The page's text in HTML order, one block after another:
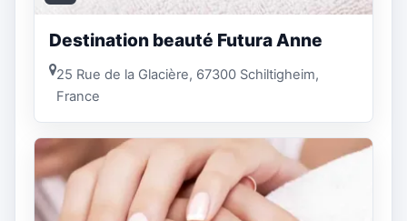
Destination beauté Futura Anne
25 Rue de la Glacière, 67300 Schiltigheim,
France